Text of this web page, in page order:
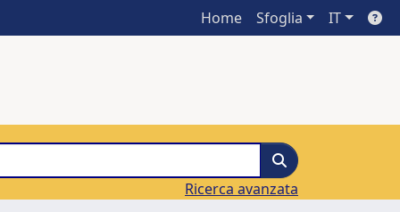
Home Sfoglia IT
Ricerca avanzata